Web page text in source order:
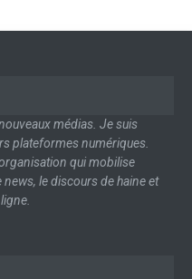
médias. Je suis
plateformes numériques.
qui mobilise
le discours de haine et